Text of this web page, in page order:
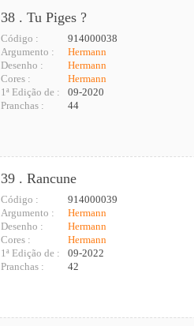
38 . Tu Piges ?
Código :
914000038
Argumento :
Hermann
Desenho :
Hermann
Cores :
Hermann
1ª Edição de :
09-2020
Pranchas :
44
39 . Rancune
Código :
914000039
Argumento :
Hermann
Desenho :
Hermann
Cores :
Hermann
1ª Edição de :
09-2022
Pranchas :
42